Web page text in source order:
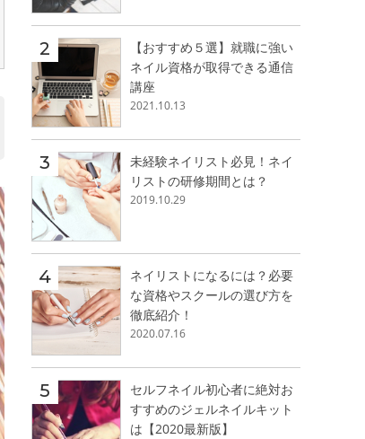
【おすすめ５選】就職に強い
ネイル資格が取得できる通信
講座
2021.10.13
未経験ネイリスト必見！ネイ
リストの研修期間とは？
2019.10.29
ネイリストになるには？必要
な資格やスクールの選び方を
徹底紹介！
2020.07.16
セルフネイル初心者に絶対お
すすめのジェルネイルキット
は【2020最新版】